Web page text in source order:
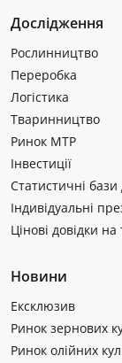
Дослідження
Рослинництво
Переробка
Логістика
Тваринництво
Ринок МТР
Інвестиції
Статистичні
Індивідуальні
Цінові довідки на
Новини
Ексклюзив
Ринок зернових
Ринок олійних